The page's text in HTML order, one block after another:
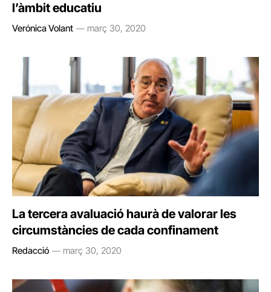
l’àmbit educatiu
Verónica Volant març 30, 2020
La tercera avaluació haurà de valorar les
circumstàncies de cada confinament
Redacció març 30, 2020